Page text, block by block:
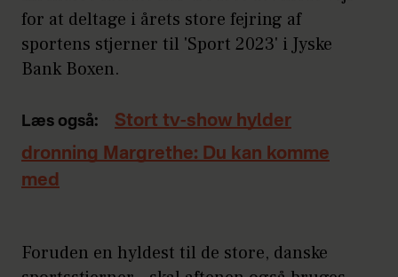
for at deltage i årets store fejring af
sportens stjerner til 'Sport 2023' i Jyske
Bank Boxen.
Læs også:
Stort tv-show hylder
dronning Margrethe: Du kan komme
med
Foruden en hyldest til de store, danske